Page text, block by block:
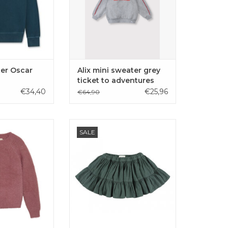
Oscar
€34,40
Alix mini sweater grey
ticket to adventures
€64,90 €25,96
verweven.
niet.
AAN
SALE
van Morley voor kleine meisjes.
WINKELWAGEN